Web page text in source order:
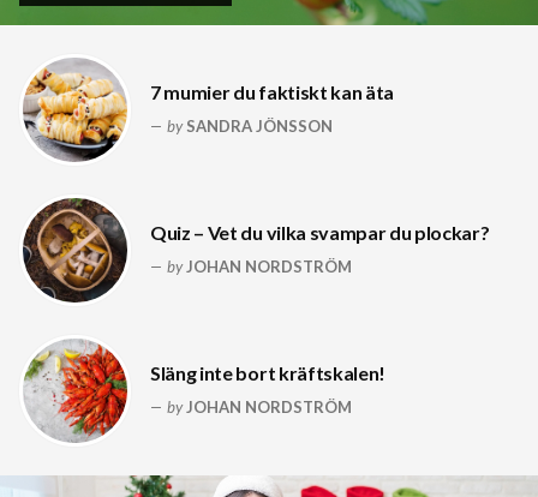
7 mumier du faktiskt kan äta
by SANDRA JÖNSSON
Quiz – Vet du vilka svampar du plockar?
by JOHAN NORDSTRÖM
Släng inte bort kräftskalen!
by JOHAN NORDSTRÖM